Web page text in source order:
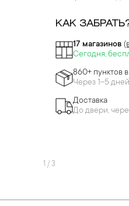
1 / 3
КАК
17 магазинов
Сегодня,
860+ пунктов
Через 1-5 дней
Доставка
До двери,